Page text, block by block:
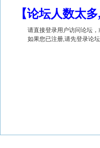
【论坛人数太
请直接登录用户访问论坛，
如果您已注册,请先登录论